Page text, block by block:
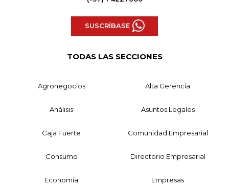
SUSCRÍBASE
TODAS LAS SECCIONES
Agronegocios Alta Gerencia
Análisis Asuntos Legales
Caja Fuerte Comunidad Empresarial
Consumo Directorio Empresarial
Economía Empresas